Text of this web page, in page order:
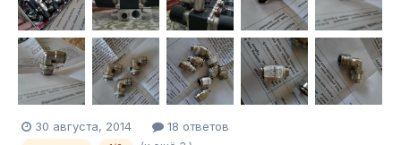
12мм д...
30 августа, 2014 18 ответов